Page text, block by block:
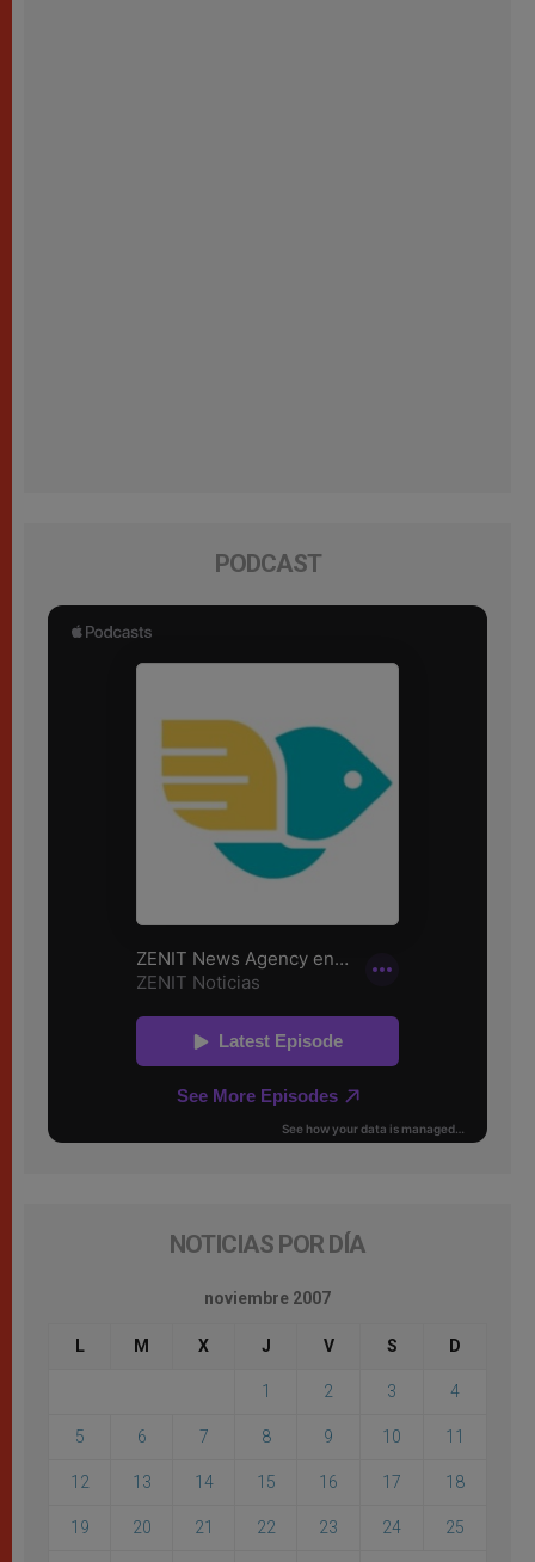
PODCAST
NOTICIAS POR DÍA
noviembre 2007
L M X J V S D
1 2 3 4
5 6 7 8 9 10 11
12 13 14 15 16 17 18
19 20 21 22 23 24 25